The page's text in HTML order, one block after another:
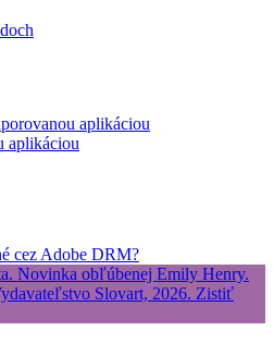
aplikáciou
aplikáciou
cez Adobe DRM?